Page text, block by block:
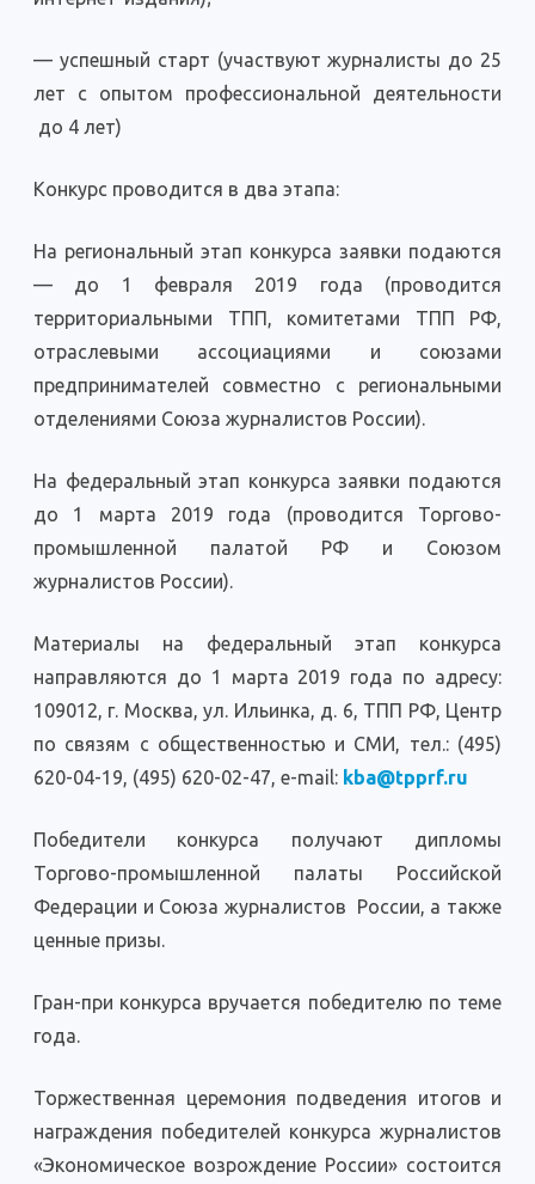
— успешный старт (участвуют журналисты до 25
лет с опытом профессиональной деятельности
до 4 лет)
Конкурс проводится в два этапа:
На региональный этап конкурса заявки подаются
— до 1 февраля 2019 года (проводится
территориальными ТПП, комитетами ТПП РФ,
отраслевыми ассоциациями и союзами
предпринимателей совместно с региональными
отделениями Союза журналистов России).
На федеральный этап конкурса заявки подаются
до 1 марта 2019 года (проводится Торгово-
промышленной палатой РФ и Союзом
журналистов России).
Материалы на федеральный этап конкурса
направляются до 1 марта 2019 года по адресу:
109012, г. Москва, ул. Ильинка, д. 6, ТПП РФ, Центр
по связям с общественностью и СМИ, тел.: (495)
620-04-19, (495) 620-02-47, e-mail: kba@tpprf.ru
Победители конкурса получают дипломы
Торгово-промышленной палаты Российской
Федерации и Союза журналистов России, а также
ценные призы.
Гран-при конкурса вручается победителю по теме
года.
Торжественная церемония подведения итогов и
награждения победителей конкурса журналистов
«Экономическое возрождение России» состоится